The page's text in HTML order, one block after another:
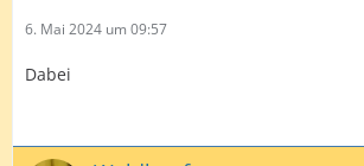
6. Mai 2024 um 09:57
Dabei